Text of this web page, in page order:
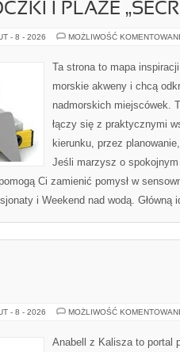
I PLAŻE
- 8 - 2026 MOŻLIWOŚĆ
Ta strona to mapa
morskie akweny i chcą
nadmorskich miejscówek.
łączy się z praktycznymi
kierunku, przez
Jeśli marzysz o
Ci zamienić pomysł w
i Weekend nad wodą.
- 8 - 2026 MOŻLIWOŚĆ
Anabell z Kalisza to portal